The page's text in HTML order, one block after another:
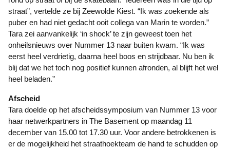
straat”, vertelde ze bij Zeewolde Kiest. “Ik was zoekende als
puber en had niet gedacht ooit collega van Marin te worden.”
Tara zei aanvankelijk ‘in shock’ te zijn geweest toen het
onheilsnieuws over Nummer 13 naar buiten kwam. “Ik was
eerst heel verdrietig, daarna heel boos en strijdbaar. Nu ben ik
blij dat we het toch nog positief kunnen afronden, al blijft het wel
heel beladen.”
Afscheid
Tara doelde op het afscheidssymposium van Nummer 13 voor
haar netwerkpartners in The Basement op maandag 11
december van 15.00 tot 17.30 uur. Voor andere betrokkenen is
er de mogelijkheid het straathoekteam de hand te schudden op